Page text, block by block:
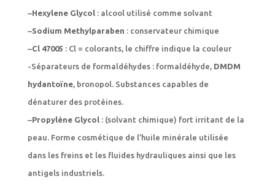
–Hexylene Glycol: alcool utilisé comme solvant
–Sodium Methylparaben : conservateur chimique
–Cl 47005 : Cl = colorants, le chiffre indique la couleur
-Séparateurs de formaldéhydes : formaldéhyde, DMDM
hydantoïne, bronopol. Substances capables de
dénaturer des protéines.
–Propylène Glycol: (solvant chimique) fort irritant de la
peau. Forme cosmétique de l’huile minérale utilisée
dans les freins et les fluides hydrauliques ainsi que les
antigels industriels.